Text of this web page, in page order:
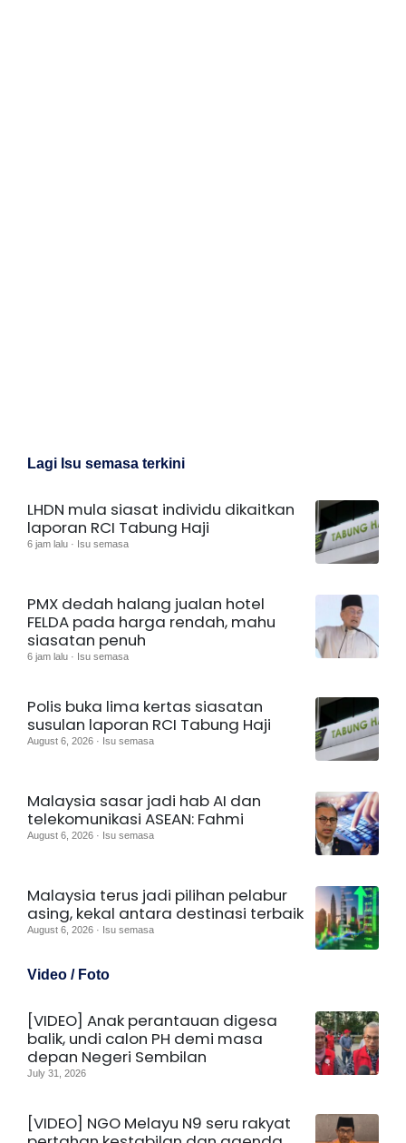
Lagi Isu semasa terkini
LHDN mula siasat individu dikaitkan
laporan RCI Tabung Haji
6 jam lalu · Isu semasa
PMX dedah halang jualan hotel
FELDA pada harga rendah, mahu
siasatan penuh
6 jam lalu · Isu semasa
Polis buka lima kertas siasatan
susulan laporan RCI Tabung Haji
August 6, 2026 · Isu semasa
Malaysia sasar jadi hab AI dan
telekomunikasi ASEAN: Fahmi
August 6, 2026 · Isu semasa
Malaysia terus jadi pilihan pelabur
asing, kekal antara destinasi terbaik
August 6, 2026 · Isu semasa
Video / Foto
[VIDEO] Anak perantauan digesa
balik, undi calon PH demi masa
depan Negeri Sembilan
July 31, 2026
[VIDEO] NGO Melayu N9 seru rakyat